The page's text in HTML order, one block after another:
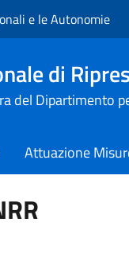
e le Autonomie
di
del Dipartimento
Attuazione